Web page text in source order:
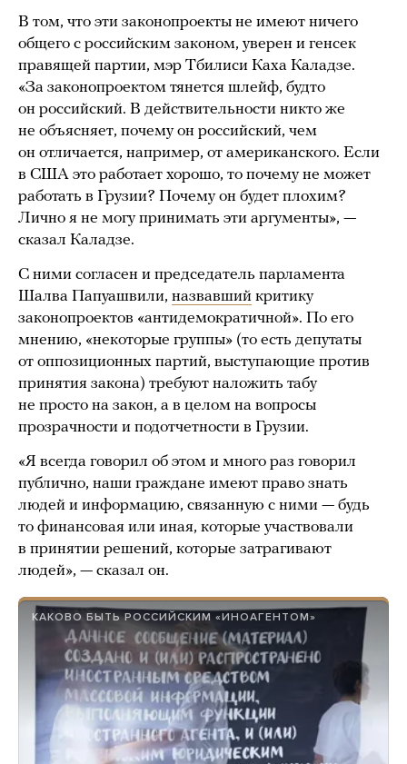
В том, что эти законопроекты не имеют ничего
общего с российским законом, уверен и генсек
правящей партии, мэр Тбилиси Каха Каладзе.
«За законопроектом тянется шлейф, будто
он российский. В действительности никто же
не объясняет, почему он российский, чем
он отличается, например, от американского. Если
в США это работает хорошо, то почему не может
работать в Грузии? Почему он будет плохим?
Лично я не могу принимать эти аргументы», —
сказал Каладзе.
С ними согласен и председатель парламента
Шалва Папуашвили, назвавший критику
законопроектов «антидемократичной». По его
мнению, «некоторые группы» (то есть депутаты
от оппозиционных партий, выступающие против
принятия закона) требуют наложить табу
не просто на закон, а в целом на вопросы
прозрачности и подотчетности в Грузии.
«Я всегда говорил об этом и много раз говорил
публично, наши граждане имеют право знать
людей и информацию, связанную с ними — будь
то финансовая или иная, которые участвовали
в принятии решений, которые затрагивают
людей», — сказал он.
КАКОВО БЫТЬ РОССИЙСКИМ «ИНОАГЕНТОМ»